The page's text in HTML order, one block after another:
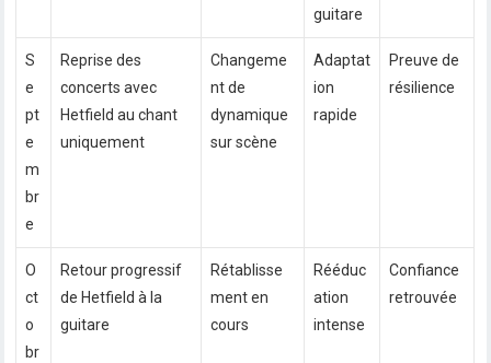
guitare
S
e
pt
e
m
br
e
Reprise des
concerts avec
Hetfield au chant
uniquement
Changeme
nt de
dynamique
sur scène
Adaptat
ion
rapide
Preuve de
résilience
O
ct
o
br
Retour progressif
de Hetfield à la
guitare
Rétablisse
ment en
cours
Rééduc
ation
intense
Confiance
retrouvée